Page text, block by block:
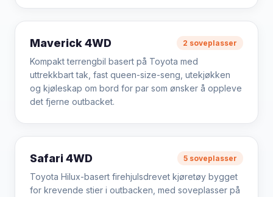
Maverick 4WD 2 soveplasser
Kompakt terrengbil basert på Toyota med
uttrekkbart tak, fast queen-size-seng, utekjøkken
og kjøleskap om bord for par som ønsker å oppleve
det fjerne outbacket.
Safari 4WD 5 soveplasser
Toyota Hilux-basert firehjulsdrevet kjøretøy bygget
for krevende stier i outbacken, med soveplasser på